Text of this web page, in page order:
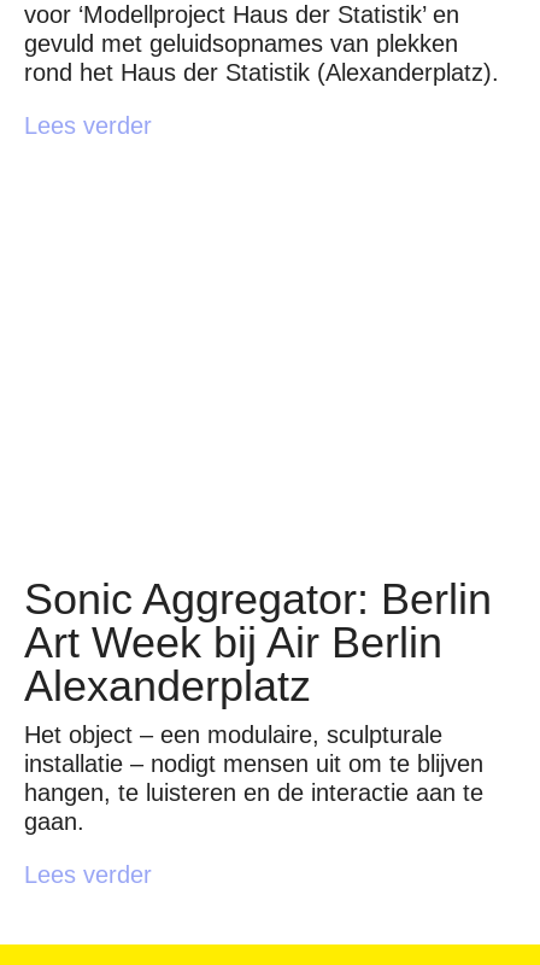
voor ‘Modellproject Haus der Statistik’ en
gevuld met geluidsopnames van plekken
rond het Haus der Statistik (Alexanderplatz).
Lees verder
Sonic Aggregator: Berlin
Art Week bij Air Berlin
Alexanderplatz
Het object – een modulaire, sculpturale
installatie – nodigt mensen uit om te blijven
hangen, te luisteren en de interactie aan te
gaan.
Lees verder